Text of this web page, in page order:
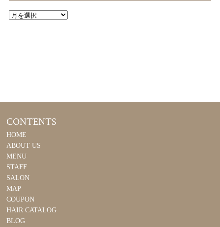
CONTENTS
HOME
ABOUT US
MENU
STAFF
SALON
MAP
COUPON
HAIR CATALOG
BLOG